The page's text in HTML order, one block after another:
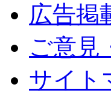
広告掲
ご意見
サイト